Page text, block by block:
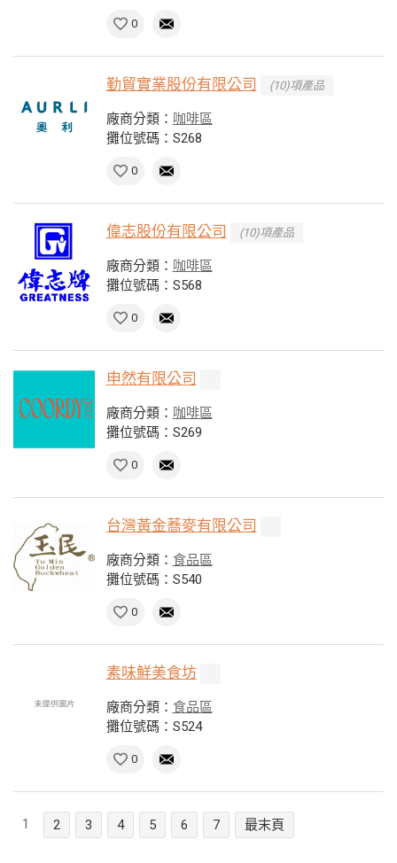
0
勤貿實業股份有限公司 (10)項產品
廠商分類： 咖啡區
攤位號碼：S268
0
偉志股份有限公司 (10)項產品
廠商分類： 咖啡區
攤位號碼：S568
0
申然有限公司
廠商分類： 咖啡區
攤位號碼：S269
0
台灣黃金蕎麥有限公司
廠商分類： 食品區
攤位號碼：S540
0
素味鮮美食坊
廠商分類： 食品區
攤位號碼：S524
0
1 2 3 4 5 6 7 最末頁